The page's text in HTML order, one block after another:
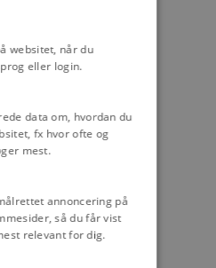
Politiske bevægelser i
websitet, når du
eller login.
data om, hvordan du
fx hvor ofte og
mest.
annoncering på
så du får vist
relevant for dig.